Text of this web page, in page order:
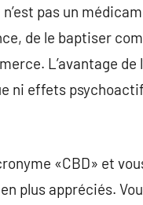
pas un
de le baptiser
L’avantage de
ni effets
«CBD» et
plus appréciés.